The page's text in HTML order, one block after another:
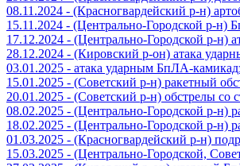
08.11.2024 - (Красногвардейский р-н)
15.11.2024 - (Центрально-Городской р-
17.12.2024 - (Центрально-Городской р-
28.12.2024 - (Кировский р-он) атака
03.01.2025 - атака ударным БпЛА-
15.01.2025 - (Советский р-н) ракетный
20.01.2025 - (Советский р-н) обстрелы
08.02.2025 - (Центрально-Городской р-н)
18.02.2025 - (Центрально-Городской р-н)
01.03.2025 - (Красногвардейский р-н)
15.03.2025 - (Центрально-Городской,